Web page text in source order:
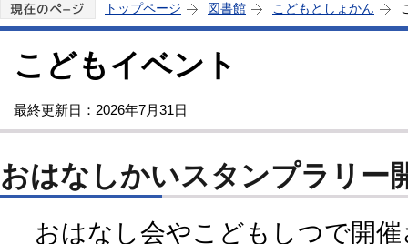
トップページ 図書館 こどもとしょかん
こどもイベント
最終更新日：2026年7月31日
おはなしかいスタンプラリー
おはなし会やこどもしつで開